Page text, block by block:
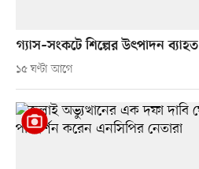
গ্যাস–সংকটে শিল্পের উৎপাদন ব্যাহত
১৫ ঘণ্টা আগে